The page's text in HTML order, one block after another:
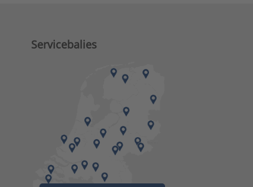
Servicebalies